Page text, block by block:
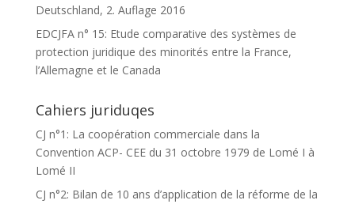
Deutschland, 2. Auflage 2016
EDCJFA n° 15: Etude comparative des systèmes de
protection juridique des minorités entre la France,
l’Allemagne et le Canada
Cahiers juriduqes
CJ n°1: La coopération commerciale dans la
Convention ACP- CEE du 31 octobre 1979 de Lomé I à
Lomé II
CJ n°2: Bilan de 10 ans d’application de la réforme de la